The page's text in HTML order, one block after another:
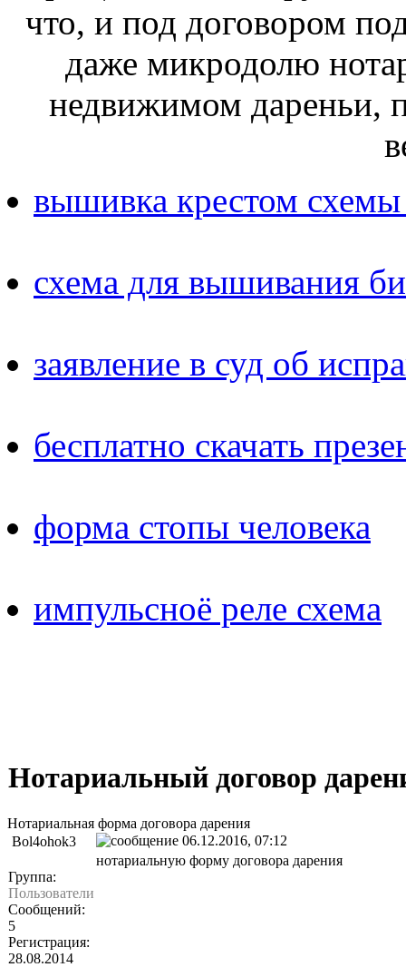
что, и под договором
даже микродолю
недвижимом дареньи,
вышивка крестом схемы
схема для вышивания
заявление в суд об
бесплатно скачать
форма стопы человека
импульсноё реле схема
Нотариальный договор
Нотариальная форма договора дарения
Bol4ohok3
06.12.2016, 07:12
Группа:
Пользователи
Сообщений:
5
Регистрация:
28.08.2014
нотариальную форму договора дарения